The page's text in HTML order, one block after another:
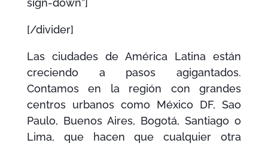
sign-down”]
[/divider]
Las ciudades de América Latina están
creciendo a pasos agigantados.
Contamos en la región con grandes
centros urbanos como México DF, Sao
Paulo, Buenos Aires, Bogotá, Santiago o
Lima, que hacen que cualquier otra